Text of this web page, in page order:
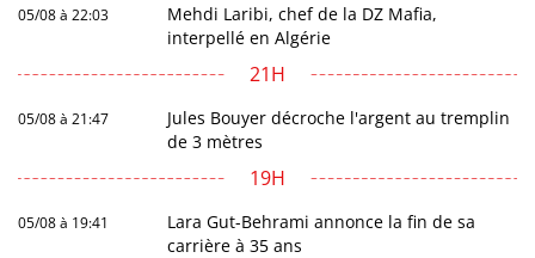
05/08 à 22:03
Mehdi Laribi, chef de la DZ Mafia,
interpellé en Algérie
21H
05/08 à 21:47
Jules Bouyer décroche l'argent au tremplin
de 3 mètres
19H
05/08 à 19:41
Lara Gut-Behrami annonce la fin de sa
carrière à 35 ans